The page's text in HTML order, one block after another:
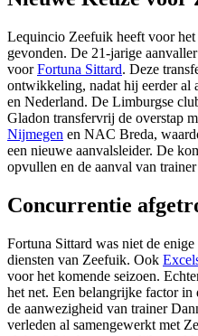
Lequincio Zeefuik heeft voor
gevonden. De 21-jarige
voorFortuna Sittard. Deze
ontwikkeling, nadat hij eerder al
en Nederland. De Limburgse
Gladon transfervrij de overstap
Nijmegen en NAC Breda,
een nieuwe aanvalsleider. De
opvullen en de aanval van
Concurrentie
Fortuna Sittard was niet de
diensten van Zeefuik. Ook
voor het komende seizoen.
het net. Een belangrijke factor
de aanwezigheid van trainer
verleden al samengewerkt met